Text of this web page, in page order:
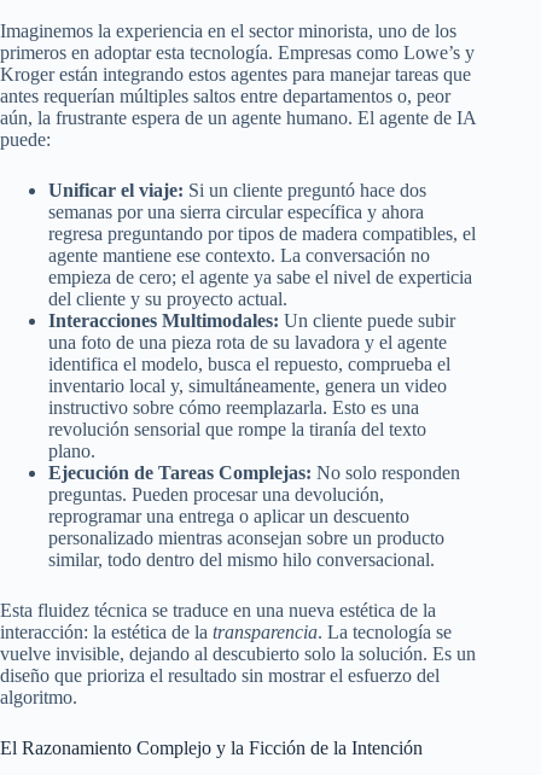
Imaginemos la experiencia en el sector minorista, uno de los
primeros en adoptar esta tecnología. Empresas como Lowe’s y
Kroger están integrando estos agentes para manejar tareas que
antes requerían múltiples saltos entre departamentos o, peor
aún, la frustrante espera de un agente humano. El agente de IA
puede:
Unificar el viaje: Si un cliente preguntó hace dos
semanas por una sierra circular específica y ahora
regresa preguntando por tipos de madera compatibles, el
agente mantiene ese contexto. La conversación no
empieza de cero; el agente ya sabe el nivel de experticia
del cliente y su proyecto actual.
Interacciones Multimodales: Un cliente puede subir
una foto de una pieza rota de su lavadora y el agente
identifica el modelo, busca el repuesto, comprueba el
inventario local y, simultáneamente, genera un video
instructivo sobre cómo reemplazarla. Esto es una
revolución sensorial que rompe la tiranía del texto
plano.
Ejecución de Tareas Complejas: No solo responden
preguntas. Pueden procesar una devolución,
reprogramar una entrega o aplicar un descuento
personalizado mientras aconsejan sobre un producto
similar, todo dentro del mismo hilo conversacional.
Esta fluidez técnica se traduce en una nueva estética de la
interacción: la estética de la transparencia. La tecnología se
vuelve invisible, dejando al descubierto solo la solución. Es un
diseño que prioriza el resultado sin mostrar el esfuerzo del
algoritmo.
El Razonamiento Complejo y la Ficción de la Intención